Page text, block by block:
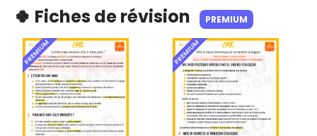
🍀 Fiches de révision PREMIUM
PREMIUM PREMIUM